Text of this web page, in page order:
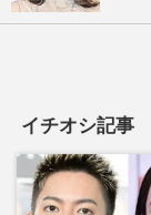
イチオシ記事